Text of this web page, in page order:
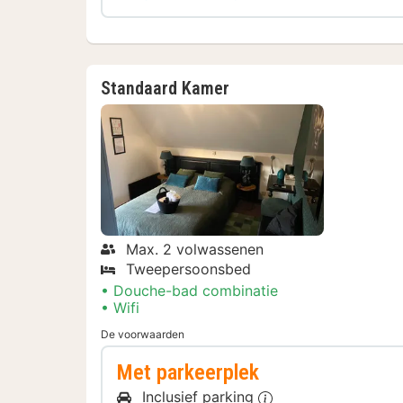
Standaard Kamer
Max. 2 volwassenen
Tweepersoonsbed
Douche-bad combinatie
Wifi
De voorwaarden
Met parkeerplek
Inclusief parking